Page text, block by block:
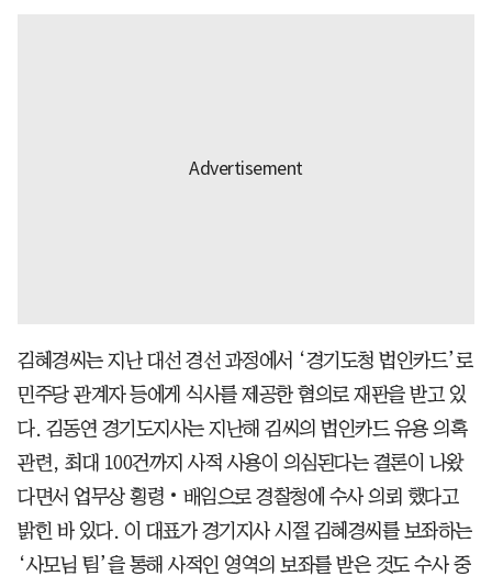
김혜경씨는 지난 대선 경선 과정에서 ‘경기도청 법인카드’로
민주당 관계자 등에게 식사를 제공한 혐의로 재판을 받고 있
다. 김동연 경기도지사는 지난해 김씨의 법인카드 유용 의혹
관련, 최대 100건까지 사적 사용이 의심된다는 결론이 나왔
다면서 업무상 횡령‧배임으로 경찰청에 수사 의뢰 했다고
밝힌 바 있다. 이 대표가 경기지사 시절 김혜경씨를 보좌하는
‘사모님 팀’을 통해 사적인 영역의 보좌를 받은 것도 수사 중